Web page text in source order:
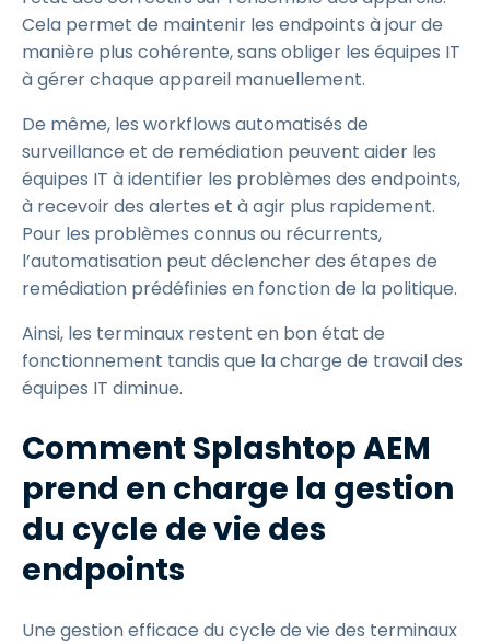
Cela permet de maintenir les endpoints à jour de
manière plus cohérente, sans obliger les équipes IT
à gérer chaque appareil manuellement.
De même, les workflows automatisés de
surveillance et de remédiation peuvent aider les
équipes IT à identifier les problèmes des endpoints,
à recevoir des alertes et à agir plus rapidement.
Pour les problèmes connus ou récurrents,
l’automatisation peut déclencher des étapes de
remédiation prédéfinies en fonction de la politique.
Ainsi, les terminaux restent en bon état de
fonctionnement tandis que la charge de travail des
équipes IT diminue.
Comment Splashtop AEM
prend en charge la gestion
du cycle de vie des
endpoints
Une gestion efficace du cycle de vie des terminaux